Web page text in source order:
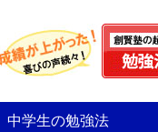
中学生の勉強法